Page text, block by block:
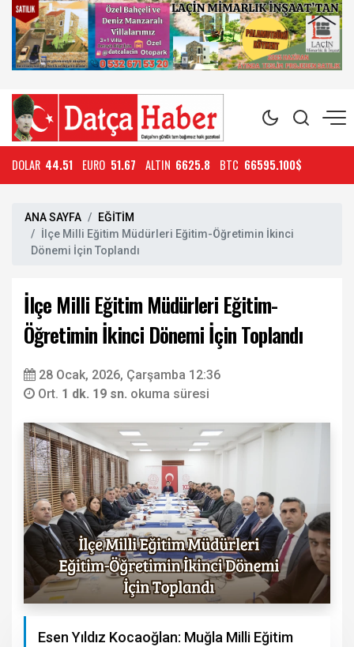
DOLAR 44.51 EURO 51.67 ALTIN 6625.8 BTC 66595.100$
ANA SAYFA
EĞİTİM
İlçe Milli Eğitim Müdürleri Eğitim-Öğretimin İkinci
Dönemi İçin Toplandı
İlçe Milli Eğitim Müdürleri Eğitim-
Öğretimin İkinci Dönemi İçin Toplandı
28 Ocak, 2026, Çarşamba 12:36
Ort. 1 dk. 19 sn. okuma süresi
Esen Yıldız Kocaoğlan: Muğla Milli Eğitim